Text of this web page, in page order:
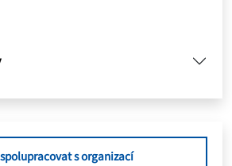
s organizací